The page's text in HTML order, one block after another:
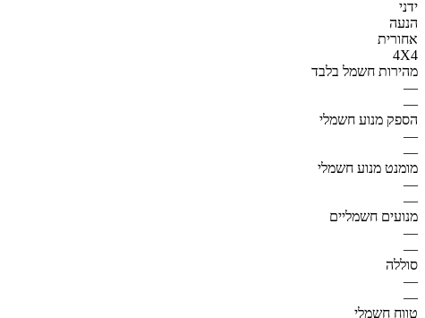
ידני
הנעה
אחורית
4X4
מהירות חשמל בלבד
—
—
הספק מנוע חשמלי
—
—
מומנט מנוע חשמלי
—
—
מנועים חשמליים
—
—
סוללה
—
—
טווח חשמלי